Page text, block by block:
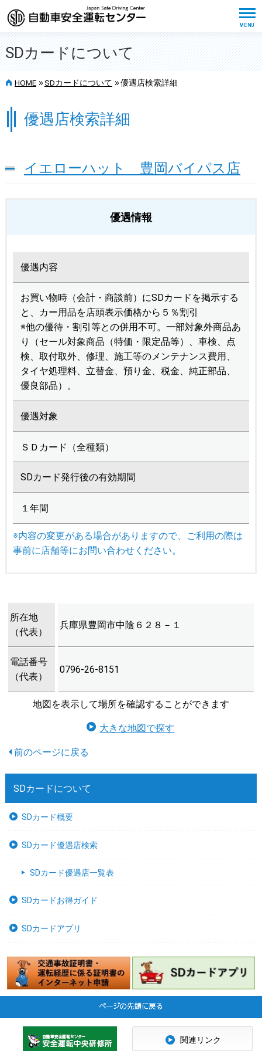
SDカードについて
HOME >> SDカードについて >> 優遇店検索詳細
優遇店検索詳細
イエローハット 豊岡バイパス店
優遇情報
優遇内容
お買い物時（会計・商談前）にSDカードを掲示する
と、カー用品を店頭表示価格から５％割引
※他の優待・割引等との併用不可。一部対象外商品あ
り（セール対象商品（特価・限定品等）、車検、点
検、取付取外、修理、施工等のメンテナンス費用、
タイヤ処理料、立替金、預り金、税金、純正部品、
優良部品）。
優遇対象
ＳＤカード（全種類）
SDカード発行後の有効期間
１年間
※内容の変更がある場合がありますので、ご利用の際は
事前に店舗等にお問い合わせください。
所在地
（代表）
兵庫県豊岡市中陰６２８－１
電話番号
（代表）
0796-26-8151
地図を表示して場所を確認することができます
大きな地図で探す
SDカードについて
SDカード概要
SDカード優遇店検索
SDカード優遇店一覧表
SDカードお得ガイド
SDカードアプリ
関連リンク